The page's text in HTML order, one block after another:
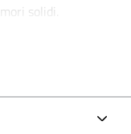
solidi.
la successiva